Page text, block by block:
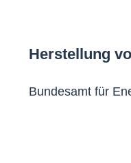
Herstellung
Bundesamt für